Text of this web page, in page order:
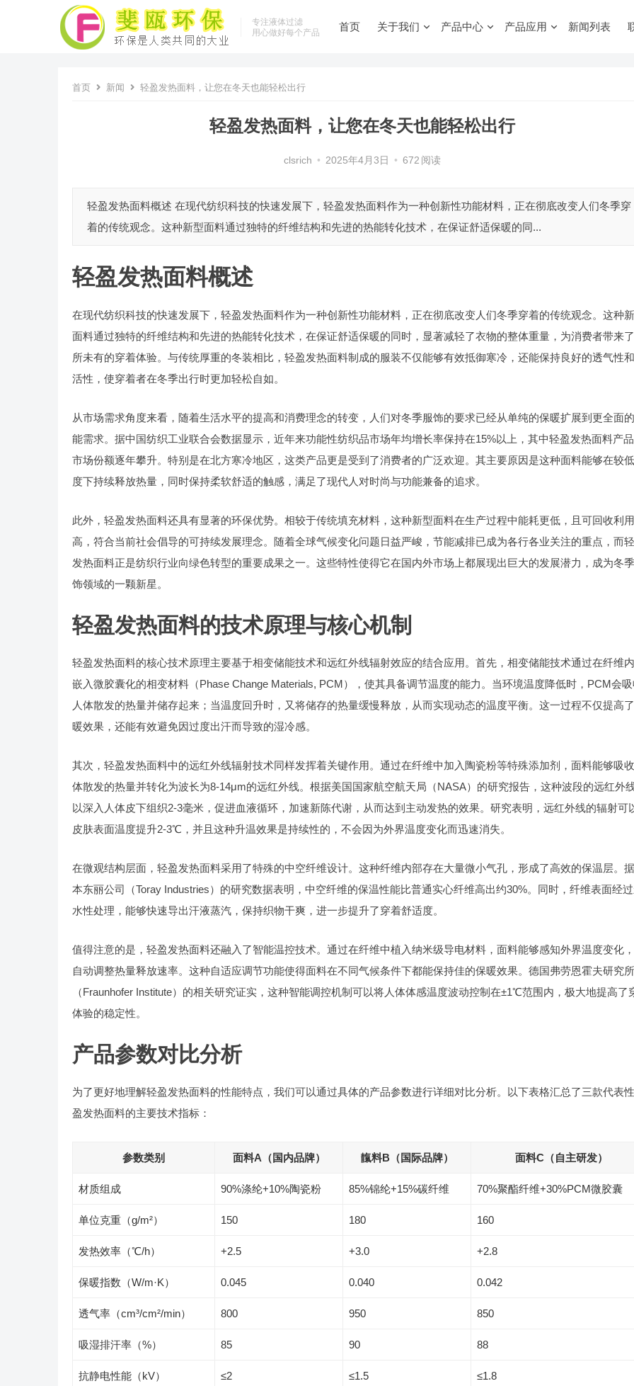
专注液体过滤
用心做好每个产品
首页 关于我们 产品中心 产品应用 新闻列表
首页 新闻 轻盈发热面料，让您在冬天也能轻松出行
轻盈发热面料，让您在冬天也能轻松出行
clsrich • 2025年4月3日 • 672 阅读
轻盈发热面料概述 在现代纺织科技的快速发展下，轻盈发热面料作为一种创新性功能材料，正在彻底改变人们冬季穿
着的传统观念。这种新型面料通过独特的纤维结构和先进的热能转化技术，在保证舒适保暖的同...
轻盈发热面料概述
在现代纺织科技的快速发展下，轻盈发热面料作为一种创新性功能材料，正在彻底改变人们冬季穿着的传统观念。这种
面料通过独特的纤维结构和先进的热能转化技术，在保证舒适保暖的同时，显著减轻了衣物的整体重量，为消费者带来
所未有的穿着体验。与传统厚重的冬装相比，轻盈发热面料制成的服装不仅能够有效抵御寒冷，还能保持良好的透气性
活性，使穿着者在冬季出行时更加轻松自如。
从市场需求角度来看，随着生活水平的提高和消费理念的转变，人们对冬季服饰的要求已经从单纯的保暖扩展到更全面
能需求。据中国纺织工业联合会数据显示，近年来功能性纺织品市场年均增长率保持在15%以上，其中轻盈发热面料产
市场份额逐年攀升。特别是在北方寒冷地区，这类产品更是受到了消费者的广泛欢迎。其主要原因是这种面料能够在较
度下持续释放热量，同时保持柔软舒适的触感，满足了现代人对时尚与功能兼备的追求。
此外，轻盈发热面料还具有显著的环保优势。相较于传统填充材料，这种新型面料在生产过程中能耗更低，且可回收利
高，符合当前社会倡导的可持续发展理念。随着全球气候变化问题日益严峻，节能减排已成为各行各业关注的重点，而
发热面料正是纺织行业向绿色转型的重要成果之一。这些特性使得它在国内外市场上都展现出巨大的发展潜力，成为冬
饰领域的一颗新星。
轻盈发热面料的技术原理与核心机制
轻盈发热面料的核心技术原理主要基于相变储能技术和远红外线辐射效应的结合应用。首先，相变储能技术通过在纤维
嵌入微胶囊化的相变材料（Phase Change Materials, PCM），使其具备调节温度的能力。当环境温度降低时，PCM会吸
人体散发的热量并储存起来；当温度回升时，又将储存的热量缓慢释放，从而实现动态的温度平衡。这一过程不仅提高
暖效果，还能有效避免因过度出汗而导致的湿冷感。
其次，轻盈发热面料中的远红外线辐射技术同样发挥着关键作用。通过在纤维中加入陶瓷粉等特殊添加剂，面料能够吸
体散发的热量并转化为波长为8-14μm的远红外线。根据美国国家航空航天局（NASA）的研究报告，这种波段的远红外
以深入人体皮下组织2-3毫米，促进血液循环，加速新陈代谢，从而达到主动发热的效果。研究表明，远红外线的辐射可
皮肤表面温度提升2-3℃，并且这种升温效果是持续性的，不会因为外界温度变化而迅速消失。
在微观结构层面，轻盈发热面料采用了特殊的中空纤维设计。这种纤维内部存在大量微小气孔，形成了高效的保温层。
本东丽公司（Toray Industries）的研究数据表明，中空纤维的保温性能比普通实心纤维高出约30%。同时，纤维表面经
水性处理，能够快速导出汗液蒸汽，保持织物干爽，进一步提升了穿着舒适度。
值得注意的是，轻盈发热面料还融入了智能温控技术。通过在纤维中植入纳米级导电材料，面料能够感知外界温度变化
自动调整热量释放速率。这种自适应调节功能使得面料在不同气候条件下都能保持佳的保暖效果。德国弗劳恩霍夫研究所
（Fraunhofer Institute）的相关研究证实，这种智能调控机制可以将人体体感温度波动控制在±1℃范围内，极大地提高了
体验的稳定性。
产品参数对比分析
为了更好地理解轻盈发热面料的性能特点，我们可以通过具体的产品参数进行详细对比分析。以下表格汇总了三款代表
盈发热面料的主要技术指标：
参数类别 面料A（国内品牌） 靝料B（国际品牌） 面料C（自主研发）
材质组成 90%涤纶+10%陶瓷粉 85%锦纶+15%碳纤维 70%聚酯纤维+30%PCM微胶囊
单位克重（g/m²） 150 180 160
发热效率（℃/h） +2.5 +3.0 +2.8
保暖指数（W/m·K） 0.045 0.040 0.042
透气率（cm³/cm²/min） 800 950 850
吸湿排汗率（%） 85 90 88
抗静电性能（kV） ≤2 ≤1.5 ≤1.8